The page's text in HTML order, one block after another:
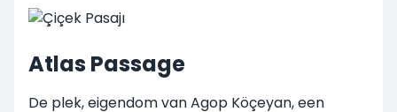
Atlas Passage
De plek, eigendom van Agop Köçeyan, een